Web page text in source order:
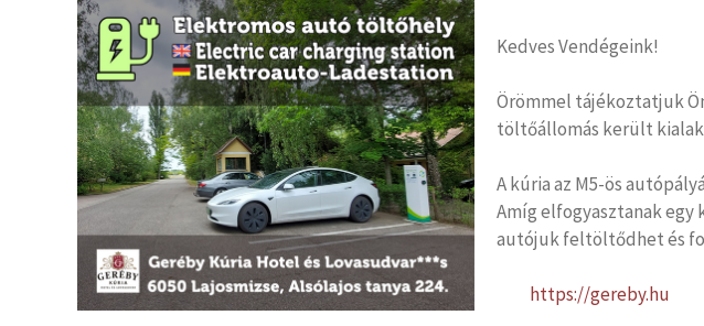
Kedves Vendégeink!
Örömmel tájékoztatjuk
töltőállomás került
A kúria az M5-ös
Amíg elfogyasztanak egy
autójuk feltöltődhet és
https://gereby.hu